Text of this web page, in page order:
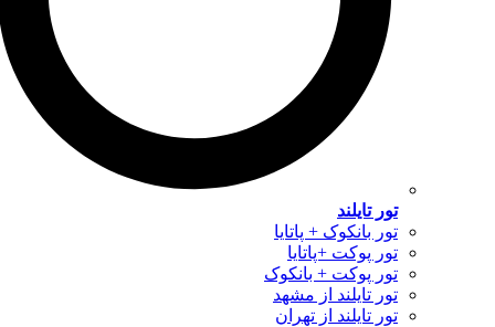
تور تایلند
تور بانکوک + پاتایا
تور پوکت +پاتایا
تور پوکت + بانکوک
تور تایلند از مشهد
تور تایلند از تهران